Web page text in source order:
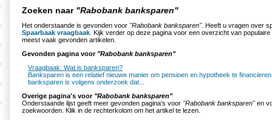
Zoeken naar "Rabobank banksparen"
Het onderstaande is gevonden voor "Rabobank banksparen". Heeft u vragen over
Spaarbaak vraagbaak . Kijk verder op deze pagina voor een overzicht van
meest vaak gevonden artikelen.
Gevonden pagina voor "Rabobank banksparen"
Vraagbaak: Wat is banksparen?
Banksparen is een relatief nieuwe manier om pensioen en hypotheek te
banksparen is volgens onderzoek dat...
Overige pagina's voor "Rabobank banksparen"
Onderstaande lijst geeft meer gevonden pagina's voor "Rabobank banksparen"en
zoekwoorden. Klik in de rechterkolom om het artikel te lezen.